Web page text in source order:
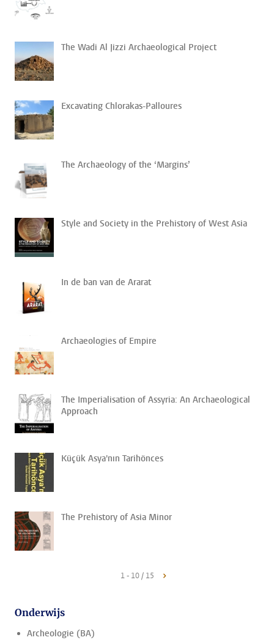
The Wadi Al Jizzi Archaeological Project
Excavating Chlorakas-Palloures
The Archaeology of the ‘Margins’
Style and Society in the Prehistory of West Asia
In de ban van de Ararat
Archaeologies of Empire
The Imperialisation of Assyria: An Archaeological
Approach
Küçük Asya'nın Tarihönces
The Prehistory of Asia Minor
1 - 10 / 15
Onderwijs
Archeologie (BA)